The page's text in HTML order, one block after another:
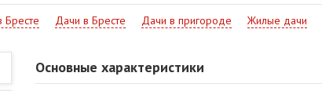
Бресте Дачи в Бресте Дачи в пригороде Жилые дачи
Основные характеристики